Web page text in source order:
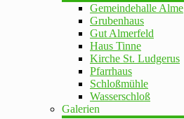
Gemeindehalle Alme
Grubenhaus
Gut Almerfeld
Haus Tinne
Kirche St. Ludgerus
Pfarrhaus
Schloßmühle
Wasserschloß
Galerien